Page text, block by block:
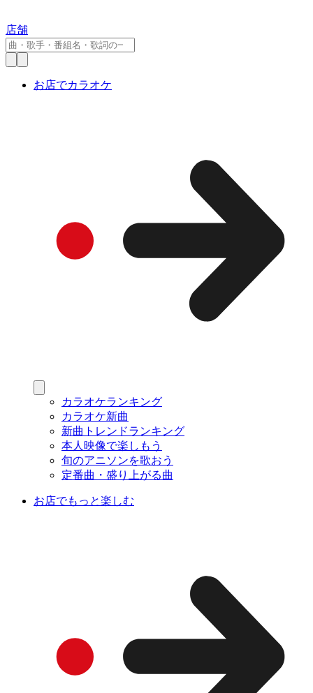
店舗
お店でカラオケ
カラオケランキング
カラオケ新曲
新曲トレンドランキング
本人映像で楽しもう
旬のアニソンを歌おう
定番曲・盛り上がる曲
お店でもっと楽しむ